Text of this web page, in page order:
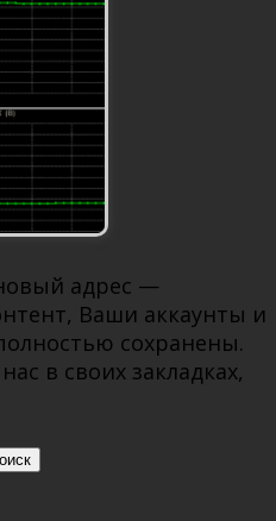
адрес —
Ваши аккаунты и
сохранены.
в своих закладках,